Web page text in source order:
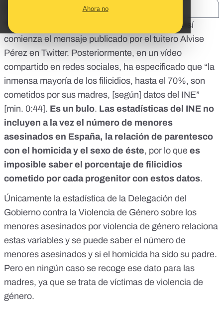
Ahora no
“El 70% de los filicidios lo cometen mujeres”. Así
comienza el mensaje publicado por el tuitero Alvise
Pérez en Twitter. Posteriormente, en un vídeo
compartido en redes sociales, ha especificado que “la
inmensa mayoría de los filicidios, hasta el 70%, son
cometidos por sus madres, [según] datos del INE”
[min. 0:44]. Es un bulo. Las estadísticas del INE no
incluyen a la vez el número de menores
asesinados en España, la relación de parentesco
con el homicida y el sexo de éste, por lo que es
imposible saber el porcentaje de filicidios
cometido por cada progenitor con estos datos.
Únicamente la estadística de la Delegación del
Gobierno contra la Violencia de Género sobre los
menores asesinados por violencia de género relaciona
estas variables y se puede saber el número de
menores asesinados y si el homicida ha sido su padre.
Pero en ningún caso se recoge ese dato para las
madres, ya que se trata de víctimas de violencia de
género.